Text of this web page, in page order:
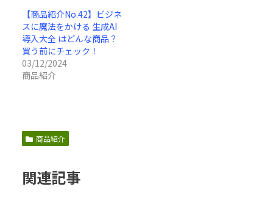
【商品紹介No.42】ビジネ
スに魔法をかける 生成AI
導入大全 はどんな商品？
買う前にチェック！
03/12/2024
商品紹介
商品紹介
関連記事